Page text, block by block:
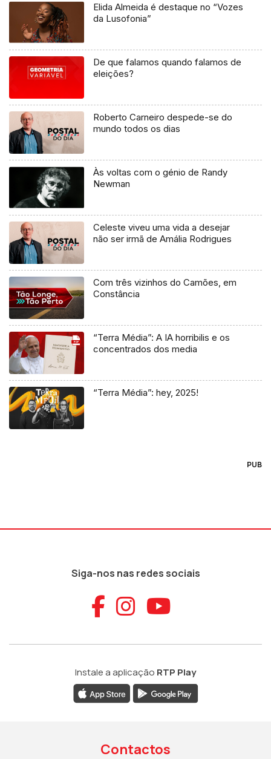
Elida Almeida é destaque no “Vozes
da Lusofonia”
De que falamos quando falamos de
eleições?
Roberto Carneiro despede-se do
mundo todos os dias
Às voltas com o génio de Randy
Newman
Celeste viveu uma vida a desejar
não ser irmã de Amália Rodrigues
Com três vizinhos do Camões, em
Constância
“Terra Média”: A IA horribilis e os
concentrados dos media
“Terra Média”: hey, 2025!
PUB
Siga-nos nas redes sociais
Aceder ao
Aceder ao
Aceder
Instale a aplicação RTP Play
Contactos